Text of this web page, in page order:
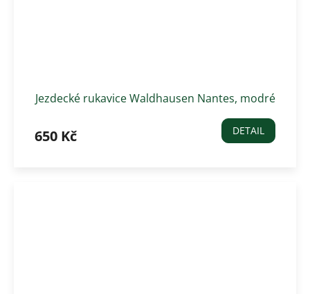
Jezdecké rukavice Waldhausen Nantes, modré
650 Kč DETAIL